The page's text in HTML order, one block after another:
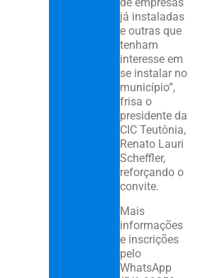
já instaladas
e outras que
tenham
interesse em
se instalar no
município”,
frisa o
presidente da
CIC Teutônia,
Renato Lauri
Scheffler,
reforçando o
convite.
Mais
informações
e inscrições
pelo
WhatsApp